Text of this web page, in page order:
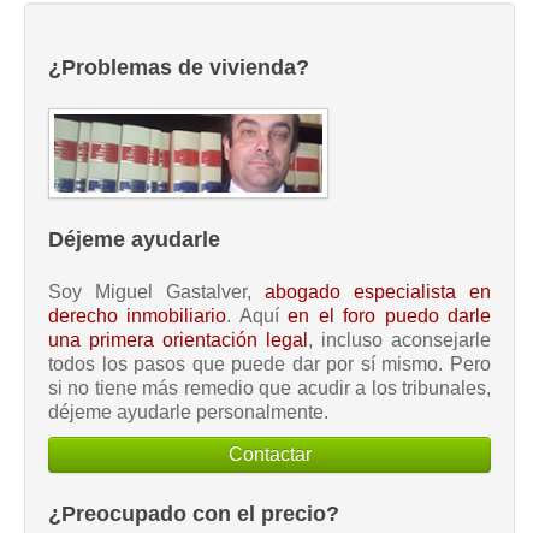
¿Problemas de vivienda?
Déjeme ayudarle
Soy Miguel Gastalver, abogado especialista en
derecho inmobiliario. Aquíen el foro puedo darle
una primera orientación legal , incluso aconsejarle
todos los pasos que puede dar por sí mismo. Pero
si no tiene más remedio que acudir a los tribunales,
déjeme ayudarle personalmente.
Contactar
¿Preocupado con el precio?